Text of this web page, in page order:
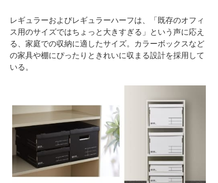
レギュラーおよびレギュラーハーフは、「既存のオフィ
ス用のサイズではちょっと大きすぎる」という声に応え
る、家庭での収納に適したサイズ。カラーボックスなど
の家具や棚にぴったりときれいに収まる設計を採用して
いる。